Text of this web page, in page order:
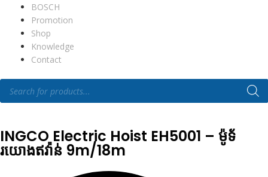
BOSCH
Promotion
Shop
Knowledge
Contact
INGCO Electric Hoist EH5001 – ម៉ូទ័
រយោងឥវ៉ាន់ 9m/18m